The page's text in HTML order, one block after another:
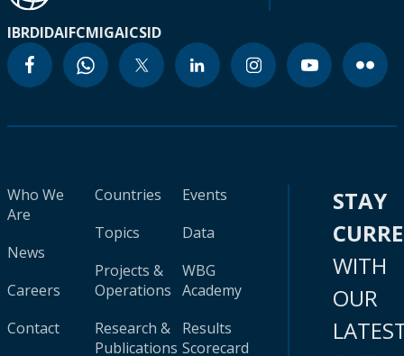
IBRDIDAIFCMIGAICSID
Who We
Are
News
Careers
Contact
Countries
Topics
Projects &
Operations
Research &
Publications
Events
Data
WBG
Academy
Results
Scorecard
STAY
WITH
OUR